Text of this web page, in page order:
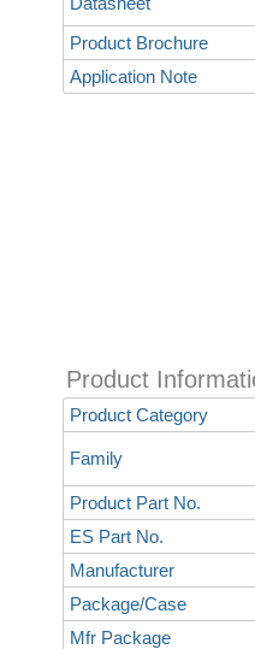
Product Brochure
Application Note
Product
Product Category
Family
Product Part No.
ES Part No.
Manufacturer
Package/Case
Mfr Package